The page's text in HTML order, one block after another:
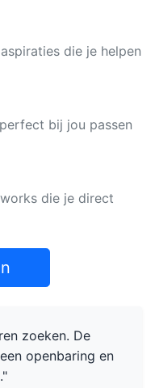
die je helpen
bij jou passen
die je direct
zoeken. De
openbaring en